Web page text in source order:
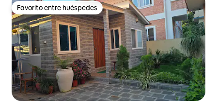
Favorito entre huéspedes
Favorito entre huéspedes